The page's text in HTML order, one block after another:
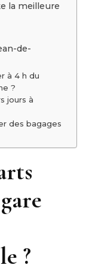
la meilleure
de-
à 4 h du
?
jours à
des bagages
?